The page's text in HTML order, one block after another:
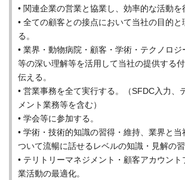
• 関連企業の営業と協業し、効率的な活動を
• 全ての顧客との接点において当社の目的と
る。
• 業界・動物病院・顧客・学術・テクノロ
等の深い理解等を活用して当社の提供する
伝える。
• 営業事務を全て実行する。（SFDC入力、
メント業務等を含む）
• 学会等に参加する。
• 学術・技術的知識の習得・維持、業界と当
ついて流暢に話せるレベルの知識・見解の習
• テリトリーマネジメント・顧客アカウン
業活動の最適化。